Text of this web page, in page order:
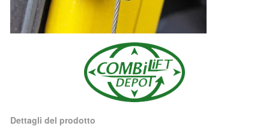
Dettagli del prodotto